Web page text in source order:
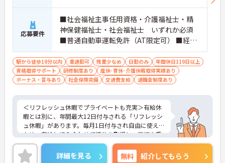
応募要件
■社会福祉主事任用資格・介護福祉士・精
神保健福祉士・社会福祉士 いずれか必須
■普通自動車運転免許（AT限定可） ■経
験：不問
駅から徒歩10分以内 車通勤可 残業少なめ 日勤のみ
年間休日110日以上
資格取得サポート
研修制度あり
産休･育休･介護休暇取得実績あり
ボーナス・賞与あり
社会保険完備 交通費支給 退職金制度あり
＜リフレッシュ休暇でプライベートも充実＞有給休
暇とは別に、年間最大12日付与される「リフレッシ
ュ休暇」があります。毎月1日付与され自由に使える
ため、有給と組み合わせて連休を取得し、旅行や趣
味を楽しむスタッフも多くいます。夜勤がなく日勤
のみの勤務なので、生活リズムも整えやすく、仕事
とプライベートのメリハリをつけて無理なく働けま
詳細を見る 無料 紹介してもらう